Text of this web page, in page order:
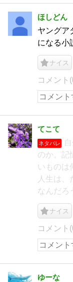
ほしどん
ヤングア
になる小
ナイス
コメント
てこて
ネタバレ
のか。記
いものは
人生は、
なんだろ
ナイス
コメント
ゆーな